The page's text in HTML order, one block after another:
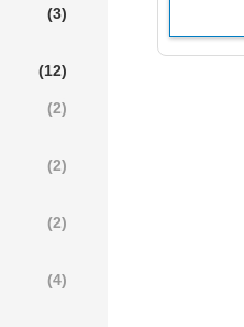
(3)
(12)
(2)
(2)
(2)
(4)